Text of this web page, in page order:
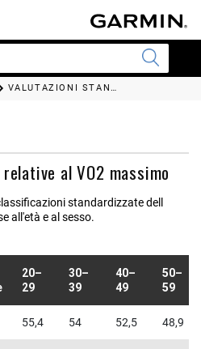
VALUTAZIONI STANDARD RELATIVE AL VO2 MASSIMO
al VO2 massimo
standardizzate dell
all'età e al sesso.
20–
29
30–
39
40–
49
50–
59
55,4 54 52,5 48,9